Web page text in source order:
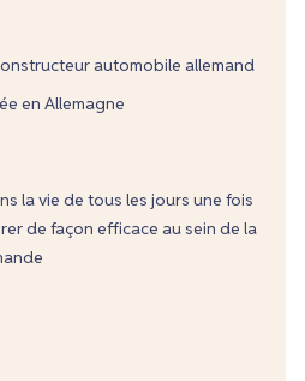
automobile allemand
en Allemagne
la vie de tous les jours une fois
de façon efficace au sein de la